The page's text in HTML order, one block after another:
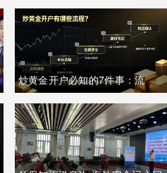
炒黄金开户必知的7件事：流
程、资料、门槛一次讲清